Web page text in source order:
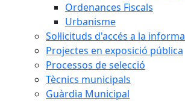
Ordenances Fiscals
Urbanisme
Sol·licituds d'accés a la
Projectes en exposició pública
Processos de selecció
Tècnics municipals
Guàrdia Municipal